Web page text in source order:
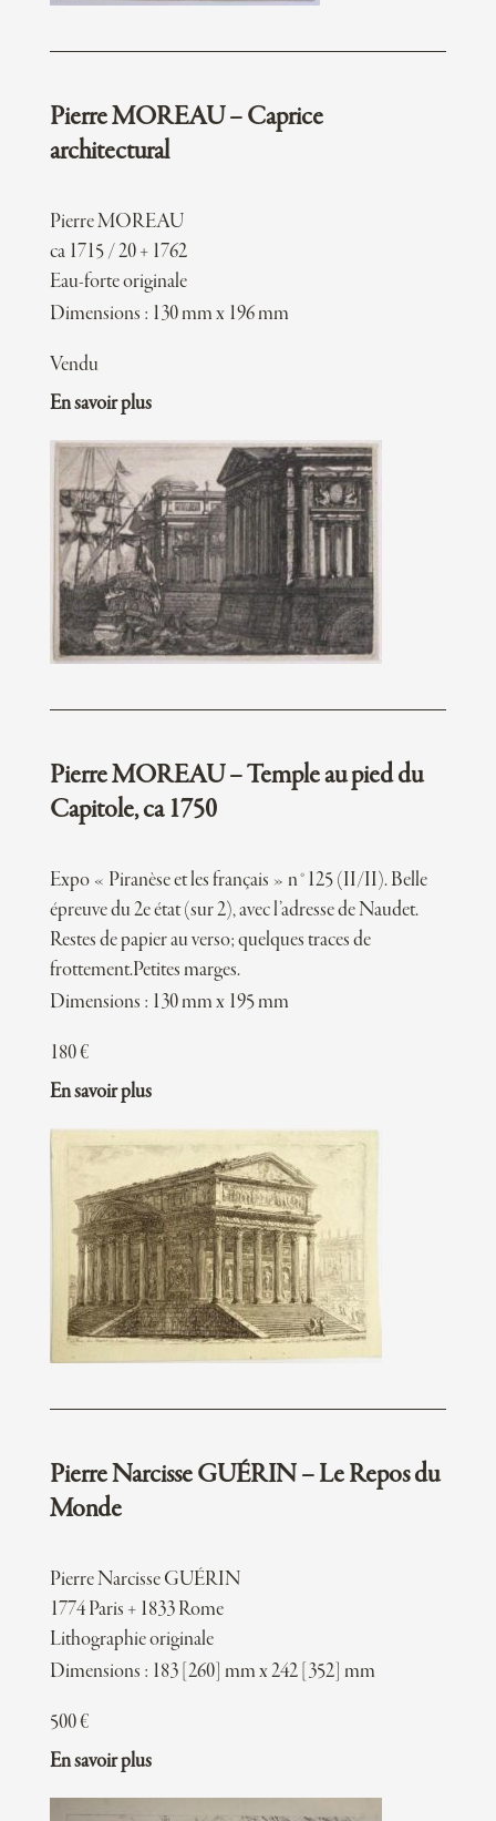
Pierre MOREAU – Caprice
architectural
Pierre MOREAU
ca 1715 / 20 + 1762
Eau-forte originale
Dimensions : 130 mm x 196 mm
Vendu
En savoir plus
Pierre MOREAU – Temple au pied du
Capitole, ca 1750
Expo « Piranèse et les français » n°125 (II/II). Belle
épreuve du 2e état (sur 2), avec l’adresse de Naudet.
Restes de papier au verso; quelques traces de
frottement.Petites marges.
Dimensions : 130 mm x 195 mm
180€
En savoir plus
Pierre Narcisse GUÉRIN – Le Repos du
Monde
Pierre Narcisse GUÉRIN
1774 Paris + 1833 Rome
Lithographie originale
Dimensions : 183 [260] mm x 242 [352] mm
500€
En savoir plus